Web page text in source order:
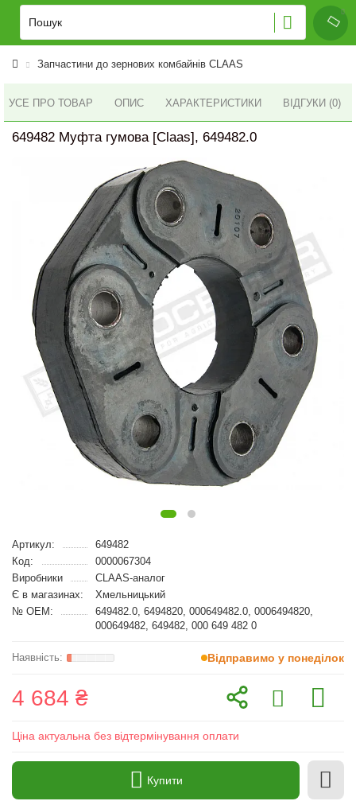
Запчастини до зернових комбайнів CLAAS
УСЕ ПРО ТОВАР ОПИС ХАРАКТЕРИСТИКИ ВІДГУКИ (0)
649482 Муфта гумова [Claas], 649482.0
Артикул:
649482
Код:
0000067304
Виробники
CLAAS-аналог
Є в магазинах:
Хмельницький
№ OEM:
649482.0, 6494820, 000649482.0, 0006494820,
000649482, 649482, 000 649 482 0
Відправимо у понеділок
4 684 ₴
Ціна актуальна без відтермінування оплати
Купити